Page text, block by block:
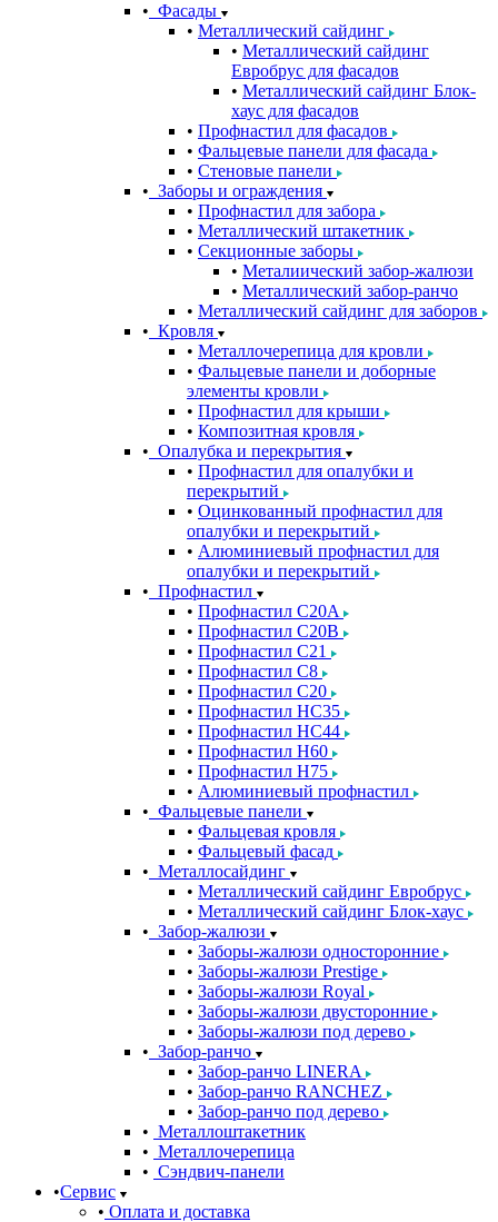
Фасады
Металлический сайдинг
Металлический сайдинг
Евробрус для фасадов
Металлический сайдинг Блок-
хаус для фасадов
Профнастил для фасадов
Фальцевые панели для фасада
Стеновые панели
Заборы и ограждения
Профнастил для забора
Металлический штакетник
Секционные заборы
Металиический забор-жалюзи
Металлический забор-ранчо
Металлический сайдинг для заборов
Кровля
Металлочерепица для кровли
Фальцевые панели и доборные
элементы кровли
Профнастил для крыши
Композитная кровля
Опалубка и перекрытия
Профнастил для опалубки и
перекрытий
Оцинкованный профнастил для
опалубки и перекрытий
Алюминиевый профнастил для
опалубки и перекрытий
Профнастил
Профнастил С20A
Профнастил С20B
Профнастил С21
Профнастил С8
Профнастил С20
Профнастил НС35
Профнастил НС44
Профнастил Н60
Профнастил Н75
Алюминиевый профнастил
Фальцевые панели
Фальцевая кровля
Фальцевый фасад
Металлосайдинг
Металлический сайдинг Евробрус
Металлический сайдинг Блок-хаус
Забор-жалюзи
Заборы-жалюзи односторонние
Заборы-жалюзи Prestige
Заборы-жалюзи Royal
Заборы-жалюзи двусторонние
Заборы-жалюзи под дерево
Забор-ранчо
Забор-ранчо LINERA
Забор-ранчо RANCHEZ
Забор-ранчо под дерево
Металлоштакетник
Металлочерепица
Сэндвич-панели
Сервис
Оплата и доставка